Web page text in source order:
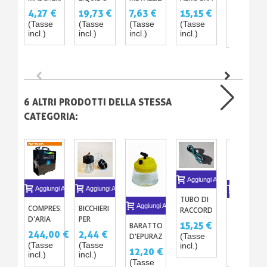
LIQUIDA
PER
TUTTE LE
TECNICHE
4,27 €
(Tasse
incl.)
PER LO
STAMPAGGIO
- 1L
19,73 €
(Tasse
incl.)
MADREPERLATE
– 35
VERNICI
ACRILICHE-
7,63 €
(Tasse
incl.)
PERLATA
17
COLORI
125ML
15,15 €
(Tasse
incl.)
6 ALTRI PRODOTTI DELLA STESSA
CATEGORIA:
Aggiungi Al Carrello
COMPRESSORE
D'ARIA
PER
AEROGRAFO
CON
SERBATOIO
244,00 €
(Tasse
incl.)
Aggiungi Al Carrello
BICCHIERI
PER
AEROGRAFO
IN VETRO
22ML
2,44 €
(Tasse
incl.)
Aggiungi Al Carrello
BARATTOLO
D'EPURAZIONE
E DI
PULIZIA
12,20 €
(Tasse
Aggiungi Al Carrello
TUBO DI
RACCORDO
PER
AEROGRAFO
15,25 €
(Tasse
incl.)